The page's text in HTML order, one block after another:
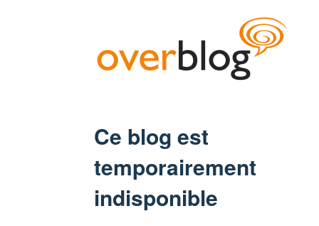
Ce blog est
temporairement
indisponible